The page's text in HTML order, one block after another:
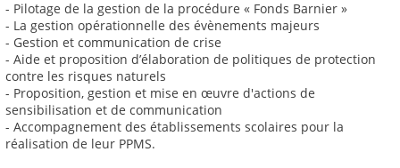
- Pilotage de la gestion de la procédure « Fonds Barnier »
- La gestion opérationnelle des évènements majeurs
- Gestion et communication de crise
- Aide et proposition d’élaboration de politiques de protection
contre les risques naturels
- Proposition, gestion et mise en œuvre d'actions de
sensibilisation et de communication
- Accompagnement des établissements scolaires pour la
réalisation de leur PPMS.